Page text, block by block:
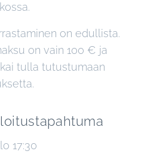
on edullista.
on vain 100 € ja
tulla tutustumaan
17:30